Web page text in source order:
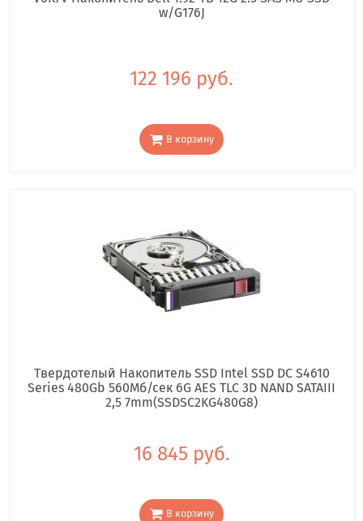
w/G176J
122 196 руб.
В корзину
Твердотелый Накопитель SSD Intel SSD DC S4610
Series 480Gb 560Мб/сек 6G AES TLC 3D NAND SATAIII
2,5 7mm(SSDSC2KG480G8)
16 845 руб.
В корзину